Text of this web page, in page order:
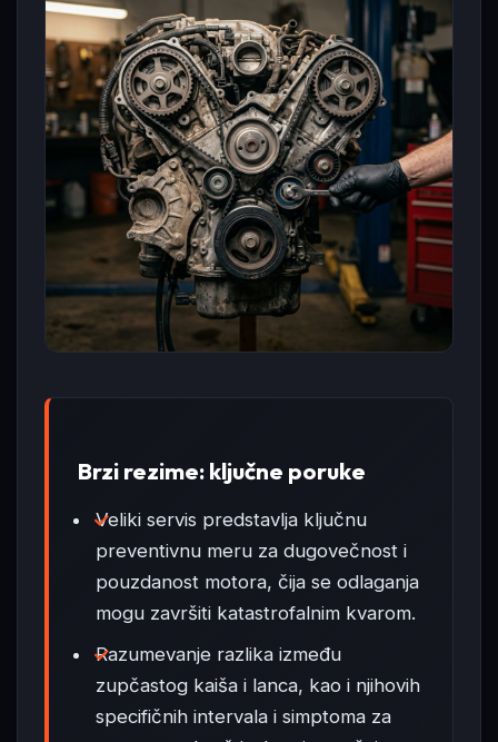
Brzi rezime: ključne poruke
Veliki servis predstavlja ključnu
preventivnu meru za dugovečnost i
pouzdanost motora, čija se odlaganja
mogu završiti katastrofalnim kvarom.
Razumevanje razlika između
zupčastog kaiša i lanca, kao i njihovih
specifičnih intervala i simptoma za